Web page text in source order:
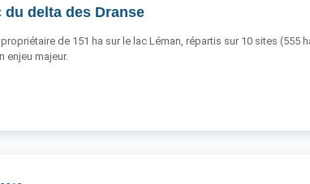
delta des Dranse
de 151 ha sur le lac Léman, répartis sur 10 sites (555
enjeu majeur.